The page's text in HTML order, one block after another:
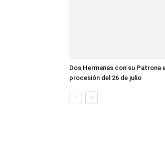
Dos Hermanas con su Patrona
procesión del 26 de julio